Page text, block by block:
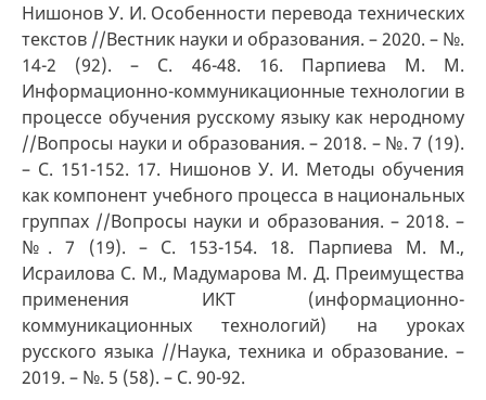
Нишонов У. И. Особенности перевода технических
текстов //Вестник науки и образования. – 2020. – №.
14-2 (92). – С. 46-48. 16. Парпиева М. М.
Информационно-коммуникационные технологии в
процессе обучения русскому языку как неродному
//Вопросы науки и образования. – 2018. – №. 7 (19).
– С. 151-152. 17. Нишонов У. И. Методы обучения
как компонент учебного процесса в национальных
группах //Вопросы науки и образования. – 2018. –
№. 7 (19). – С. 153-154. 18. Парпиева М. М.,
Исраилова С. М., Мадумарова М. Д. Преимущества
применения ИКТ (информационно-
коммуникационных технологий) на уроках
русского языка //Наука, техника и образование. –
2019. – №. 5 (58). – С. 90-92.